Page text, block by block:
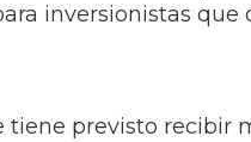
inversionistas
previsto recibir